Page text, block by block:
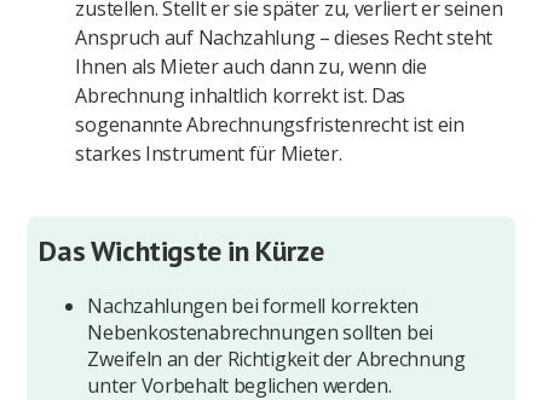
zustellen. Stellt er sie später zu, verliert er seinen
Anspruch auf Nachzahlung – dieses Recht steht
Ihnen als Mieter auch dann zu, wenn die
Abrechnung inhaltlich korrekt ist. Das
sogenannte Abrechnungsfristenrecht ist ein
starkes Instrument für Mieter.
Das Wichtigste in Kürze
Nachzahlungen bei formell korrekten
Nebenkostenabrechnungen sollten bei
Zweifeln an der Richtigkeit der Abrechnung
unter Vorbehalt beglichen werden.